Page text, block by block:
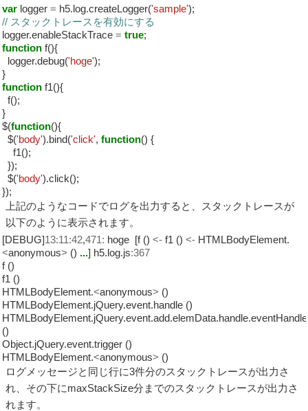
var logger = h5.log.createLogger('sample');
// スタックトレースを有効にする
logger.enableStackTrace = true;
function f(){
logger.debug('hoge');
}
function f1(){
f();
}
$(function(){
$('body').bind('click', function() {
f1();
});
$('body').click();
});
上記のようなコードでログを出力すると、スタックトレースが
以下のように表示されます。
[DEBUG]13:11:42,471: hoge [f () <- f1 () <- HTMLBodyElement.
<anonymous> () ...] h5.log.js:367
f ()
f1 ()
HTMLBodyElement.<anonymous> ()
HTMLBodyElement.jQuery.event.handle ()
HTMLBodyElement.jQuery.event.add.elemData.handle.eventHandle
()
Object.jQuery.event.trigger ()
HTMLBodyElement.<anonymous> ()
ログメッセージと同じ行に3件分のスタックトレースが出力さ
れ、その下にmaxStackSize分までのスタックトレースが出力さ
れます。